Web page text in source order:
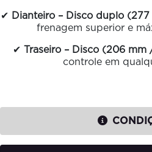
✔ Dianteiro – Disco duplo
frenagem superior e
✔ Traseiro – Disco (206
controle em